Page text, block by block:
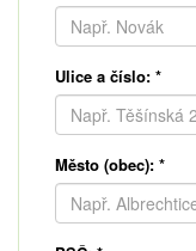
Ulice a číslo: *
Město (obec): *